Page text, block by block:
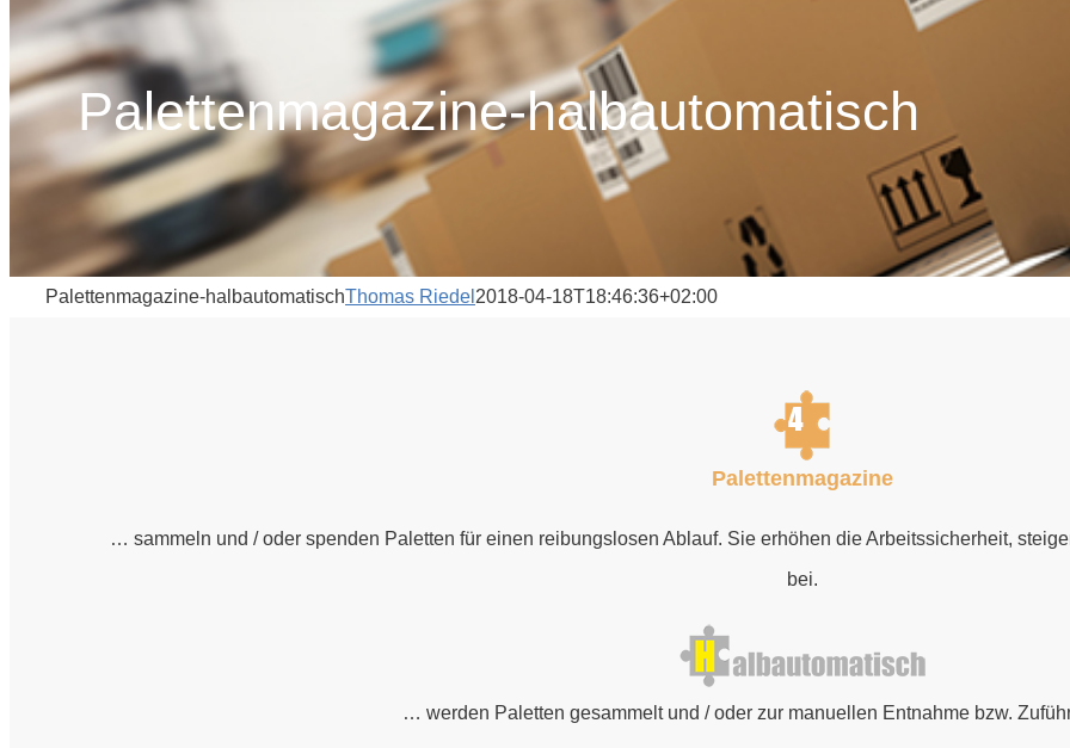
Palettenmagazine-halbautomatisch
Palettenmagazine-halbautomatischThomas Riedel 2018-04-18T18:46:36+02:00
Palettenmagazine
… sammeln und / oder spenden Paletten für einen reibungslosen Ablauf. Sie erhöhen die Arbeitssicherheit,
bei.
… werden Paletten gesammelt und / oder zur manuellen Entnahme bzw.